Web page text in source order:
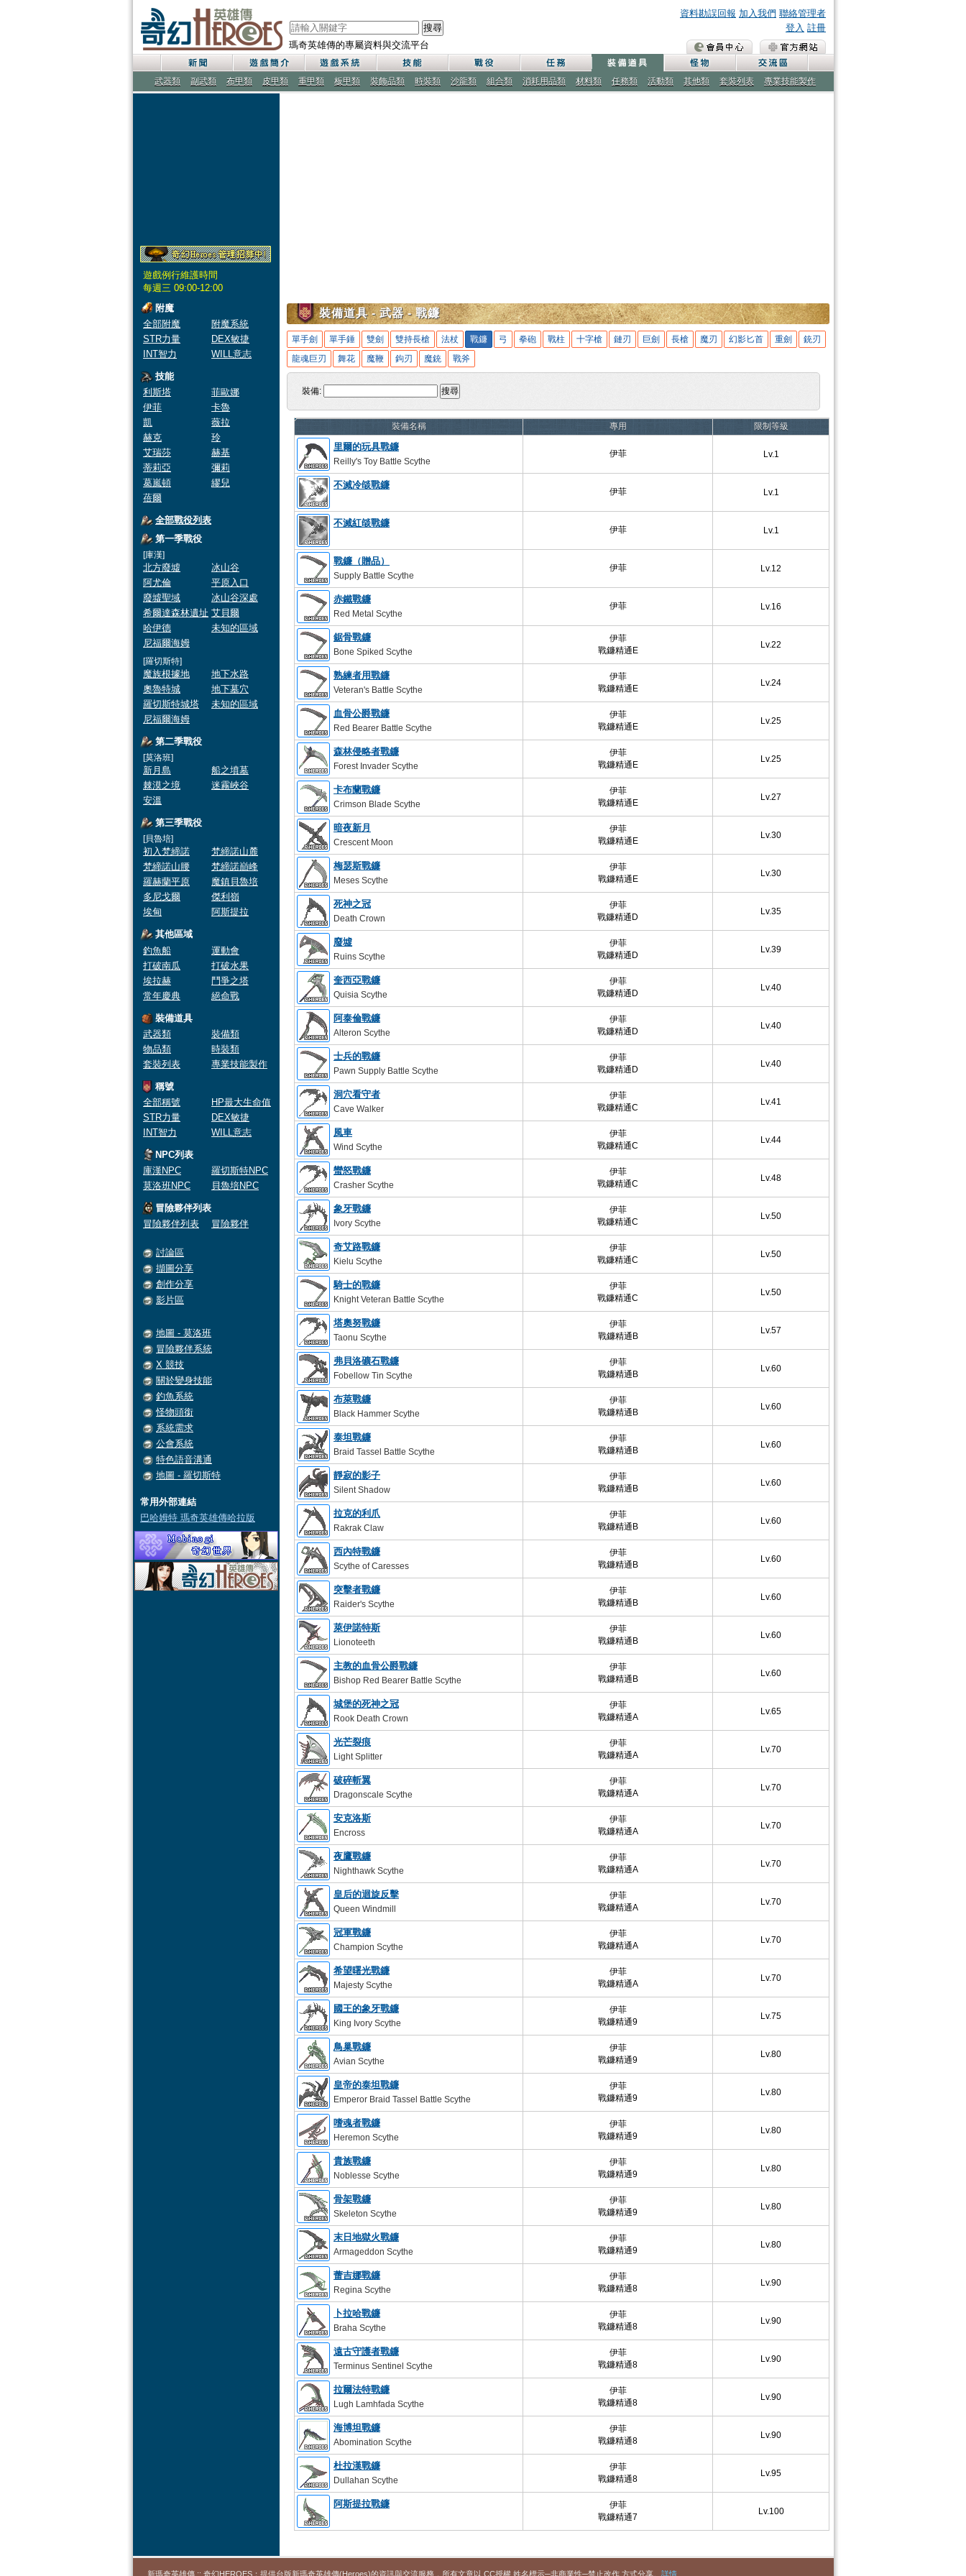
瑪奇英雄傳的專屬資料與交流平台
搜尋
資料勘誤回報 加入我們 聯絡管理者
登入 註冊
武器類 副武類 布甲類 皮甲類 重甲類 板甲類 裝飾品類 時裝類 沙龍類 組合類 消耗用品類 材料類 任務類 活動類 其他類 套裝列表 專業技能製作
遊戲例行維護時間
每週三 09:00-12:00
附魔
全部附魔
附魔系統
STR力量
DEX敏捷
INT智力
WILL意志
技能
利斯塔
菲歐娜
伊菲
卡魯
凱
薇拉
赫克
玲
艾瑞莎
赫基
蒂莉亞
彌莉
葛嵐頓
繆兒
蓓爾
全部戰役列表
第一季戰役
[庫漢]
北方廢墟
冰山谷
阿尤倫
平原入口
廢墟聖域
冰山谷深處
希爾達森林遺址 艾貝爾
哈伊德
未知的區域
尼福爾海姆
[羅切斯特]
魔族根據地
地下水路
奧魯特城
地下墓穴
羅切斯特城塔
未知的區域
尼福爾海姆
第二季戰役
[莫洛班]
新月島
船之墳墓
棘漠之境
迷霧峽谷
安溫
第三季戰役
[貝魯培]
初入梵締諾
梵締諾山麓
梵締諾山腰
梵締諾巔峰
羅赫蘭平原
魔鎮貝魯培
多尼戈爾
傑利嶺
埃甸
阿斯提拉
其他區域
釣魚船
運動會
打破南瓜
打破水果
埃拉赫
鬥爭之塔
常年慶典
絕命戰
裝備道具
武器類
裝備類
物品類
時裝類
套裝列表
專業技能製作
稱號
全部稱號
HP最大生命值
STR力量
DEX敏捷
INT智力
WILL意志
NPC列表
庫漢NPC
羅切斯特NPC
莫洛班NPC
貝魯培NPC
冒險夥伴列表
冒險夥伴列表
冒險夥伴
討論區
擷圖分享
創作分享
影片區
地圖 - 莫洛班
冒險夥伴系統
X 競技
關於變身技能
釣魚系統
怪物頭銜
系統需求
公會系統
特色語音溝通
地圖 - 羅切斯特
常用外部連結
巴哈姆特 瑪奇英雄傳哈拉版
裝備道具 - 武器 - 戰鐮
單手劍 單手錘 雙劍 雙持長槍 法杖 戰鐮 弓 拳砲 戰柱 十字槍 鏈刃 巨劍 長槍 魔刃 幻影匕首 重劍
銃刃
龍魂巨刃
舞花 魔鞭 鉤刃 魔銃 戰斧
裝備: 搜尋
裝備名稱 專用 限制等級
里爾的玩具戰鐮
Reilly's Toy Battle Scythe
伊菲 Lv.1
不滅冷燄戰鐮
伊菲 Lv.1
不滅紅燄戰鐮
伊菲 Lv.1
戰鐮（贈品）
Supply Battle Scythe
伊菲 Lv.12
赤鐵戰鐮
Red Metal Scythe
伊菲 Lv.16
鋸骨戰鐮
Bone Spiked Scythe
伊菲
戰鐮精通E
Lv.22
熟練者用戰鐮
Veteran's Battle Scythe
伊菲
戰鐮精通E
Lv.24
血骨公爵戰鐮
Red Bearer Battle Scythe
伊菲
戰鐮精通E
Lv.25
森林侵略者戰鐮
Forest Invader Scythe
伊菲
戰鐮精通E
Lv.25
卡布蘭戰鐮
Crimson Blade Scythe
伊菲
戰鐮精通E
Lv.27
暗夜新月
Crescent Moon
伊菲
戰鐮精通E
Lv.30
梅瑟斯戰鐮
Meses Scythe
伊菲
戰鐮精通E
Lv.30
死神之冠
Death Crown
伊菲
戰鐮精通D
Lv.35
廢墟
Ruins Scythe
伊菲
戰鐮精通D
Lv.39
奎西亞戰鐮
Quisia Scythe
伊菲
戰鐮精通D
Lv.40
阿泰倫戰鐮
Alteron Scythe
伊菲
戰鐮精通D
Lv.40
士兵的戰鐮
Pawn Supply Battle Scythe
伊菲
戰鐮精通D
Lv.40
洞穴看守者
Cave Walker
伊菲
戰鐮精通C
Lv.41
風車
Wind Scythe
伊菲
戰鐮精通C
Lv.44
蠻怒戰鐮
Crasher Scythe
伊菲
戰鐮精通C
Lv.48
象牙戰鐮
Ivory Scythe
伊菲
戰鐮精通C
Lv.50
奇艾路戰鐮
Kielu Scythe
伊菲
戰鐮精通C
Lv.50
騎士的戰鐮
Knight Veteran Battle Scythe
伊菲
戰鐮精通C
Lv.50
塔奧努戰鐮
Taonu Scythe
伊菲
戰鐮精通B
Lv.57
弗貝洛礦石戰鐮
Fobellow Tin Scythe
伊菲
戰鐮精通B
Lv.60
布萊戰鐮
Black Hammer Scythe
伊菲
戰鐮精通B
Lv.60
泰坦戰鐮
Braid Tassel Battle Scythe
伊菲
戰鐮精通B
Lv.60
靜寂的影子
Silent Shadow
伊菲
戰鐮精通B
Lv.60
拉克的利爪
Rakrak Claw
伊菲
戰鐮精通B
Lv.60
西內特戰鐮
Scythe of Caresses
伊菲
戰鐮精通B
Lv.60
突擊者戰鐮
Raider's Scythe
伊菲
戰鐮精通B
Lv.60
萊伊諾特斯
Lionoteeth
伊菲
戰鐮精通B
Lv.60
主教的血骨公爵戰鐮
Bishop Red Bearer Battle Scythe
伊菲
戰鐮精通B
Lv.60
城堡的死神之冠
Rook Death Crown
伊菲
戰鐮精通A
Lv.65
光芒裂痕
Light Splitter
伊菲
戰鐮精通A
Lv.70
破碎斬翼
Dragonscale Scythe
伊菲
戰鐮精通A
Lv.70
安克洛斯
Encross
伊菲
戰鐮精通A
Lv.70
夜鷹戰鐮
Nighthawk Scythe
伊菲
戰鐮精通A
Lv.70
皇后的迴旋反擊
Queen Windmill
伊菲
戰鐮精通A
Lv.70
冠軍戰鐮
Champion Scythe
伊菲
戰鐮精通A
Lv.70
希望曙光戰鐮
Majesty Scythe
伊菲
戰鐮精通A
Lv.70
國王的象牙戰鐮
King Ivory Scythe
伊菲
戰鐮精通9
Lv.75
鳥巢戰鐮
Avian Scythe
伊菲
戰鐮精通9
Lv.80
皇帝的泰坦戰鐮
Emperor Braid Tassel Battle Scythe
伊菲
戰鐮精通9
Lv.80
嗜魂者戰鐮
Heremon Scythe
伊菲
戰鐮精通9
Lv.80
貴族戰鐮
Noblesse Scythe
伊菲
戰鐮精通9
Lv.80
骨架戰鐮
Skeleton Scythe
伊菲
戰鐮精通9
Lv.80
末日地獄火戰鐮
Armageddon Scythe
伊菲
戰鐮精通9
Lv.80
蕾吉娜戰鐮
Regina Scythe
伊菲
戰鐮精通8
Lv.90
卜拉哈戰鐮
Braha Scythe
伊菲
戰鐮精通8
Lv.90
遠古守護者戰鐮
Terminus Sentinel Scythe
伊菲
戰鐮精通8
Lv.90
拉爾法特戰鐮
Lugh Lamhfada Scythe
伊菲
戰鐮精通8
Lv.90
海博坦戰鐮
Abomination Scythe
伊菲
戰鐮精通8
Lv.90
杜拉漢戰鐮
Dullahan Scythe
伊菲
戰鐮精通8
Lv.95
阿斯提拉戰鐮
伊菲
戰鐮精通7
Lv.100
新瑪奇英雄傳 :: 奇幻HEROES；提供台版新瑪奇英雄傳(Heroes)的資訊與交流服務，所有文章以 CC授權 姓名標示─非商業性─禁止改作 方式分享。 詳情